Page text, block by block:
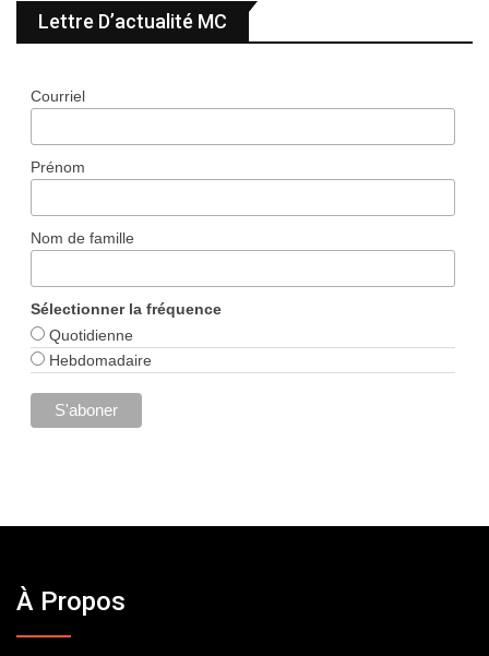
Lettre D’actualité MC
Courriel
Prénom
Nom de famille
Sélectionner la fréquence
Quotidienne
Hebdomadaire
À Propos